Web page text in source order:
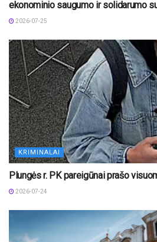
ekonominio saugumo ir solidarumo
2026-07-25
KRIMINALAI
Plungės r. PK pareigūnai prašo
2026-07-24